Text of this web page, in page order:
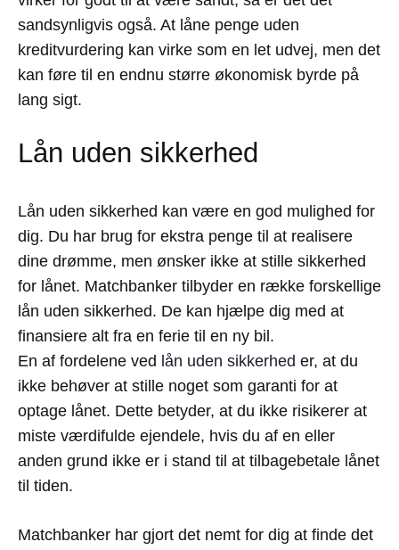
sandsynligvis også. At låne penge uden
kreditvurdering kan virke som en let udvej, men det
kan føre til en endnu større økonomisk byrde på
lang sigt.
Lån uden sikkerhed
Lån uden sikkerhed kan være en god mulighed for
dig. Du har brug for ekstra penge til at realisere
dine drømme, men ønsker ikke at stille sikkerhed
for lånet. Matchbanker tilbyder en række forskellige
lån uden sikkerhed. De kan hjælpe dig med at
finansiere alt fra en ferie til en ny bil.
En af fordelene ved lån uden sikkerhed er, at du
ikke behøver at stille noget som garanti for at
optage lånet. Dette betyder, at du ikke risikerer at
miste værdifulde ejendele, hvis du af en eller
anden grund ikke er i stand til at tilbagebetale lånet
til tiden.
Matchbanker har gjort det nemt for dig at finde det